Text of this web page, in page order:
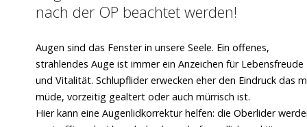
nach der OP beachtet werden!
Augen sind das Fenster in unsere Seele. Ein offenes,
strahlendes Auge ist immer ein Anzeichen für Lebensfreude
und Vitalität. Schlupflider erwecken eher den Eindruck das
müde, vorzeitig gealtert oder auch mürrisch ist.
Hier kann eine Augenlidkorrektur helfen: die Oberlider